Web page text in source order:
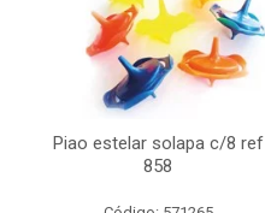
Piao estelar solapa c/8 ref
858